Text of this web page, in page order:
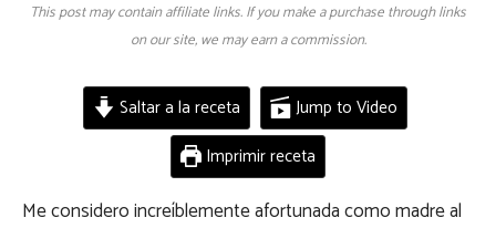
This post may contain affiliate links. If you make a purchase through links
on our site, we may earn a commission.
Saltar a la receta
Jump to Video
Imprimir receta
Me considero increíblemente afortunada como madre al